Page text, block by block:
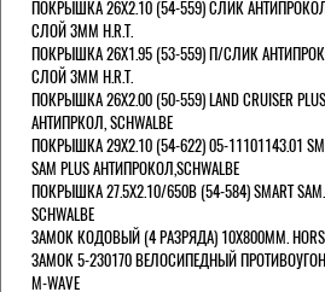
ПОКРЫШКА 26X2.10 (54-559) СЛИК
СЛОЙ 3ММ H.R.T.
ПОКРЫШКА 26X1.95 (53-559) П/СЛИК
СЛОЙ 3ММ H.R.T.
ПОКРЫШКА 26X2.00 (50-559) LAND CRUISER PLUS,
АНТИПРКОЛ, SCHWALBE
ПОКРЫШКА 29X2.10 (54-622) 05-11101143.01
SAM PLUS АНТИПРОКОЛ,SCHWALBE
ПОКРЫШКА 27.5X2.10/650B (54-584) SMART SAM.
SCHWALBE
ЗАМОК КОДОВЫЙ (4 РАЗРЯДА) 10Х800ММ.
ЗАМОК 5-230170 ВЕЛОСИПЕДНЫЙ
M-WAVE